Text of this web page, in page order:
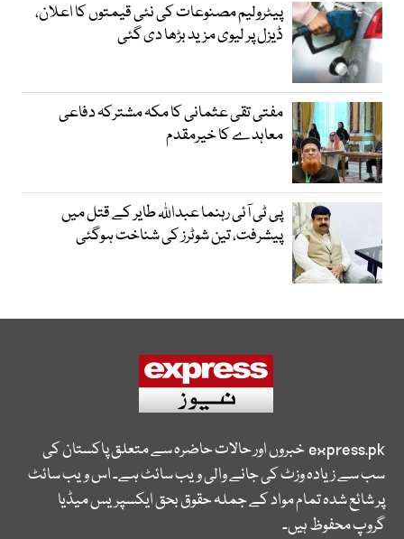
پیٹرولیم مصنوعات کی نئی قیمتوں کا اعلان،
ڈیزل پر لیوی مزید بڑھا دی گئی
مفتی تقی عثمانی کا مکہ مشترکہ دفاعی
معاہدے کا خیرمقدم
پی ٹی آئی رہنما عبداللہ طایر کے قتل میں
پیشرفت، تین شوٹرز کی شناخت ہوگئی
express.pkخبروں اور حالات حاضرہ سے متعلق پاکستان کی
سب سے زیادہ وزٹ کی جانے والی ویب سائٹ ہے۔ اس ویب سائٹ
پر شائع شدہ تمام مواد کے جملہ حقوق بحق ایکسپریس میڈیا
گروپ محفوظ ہیں۔